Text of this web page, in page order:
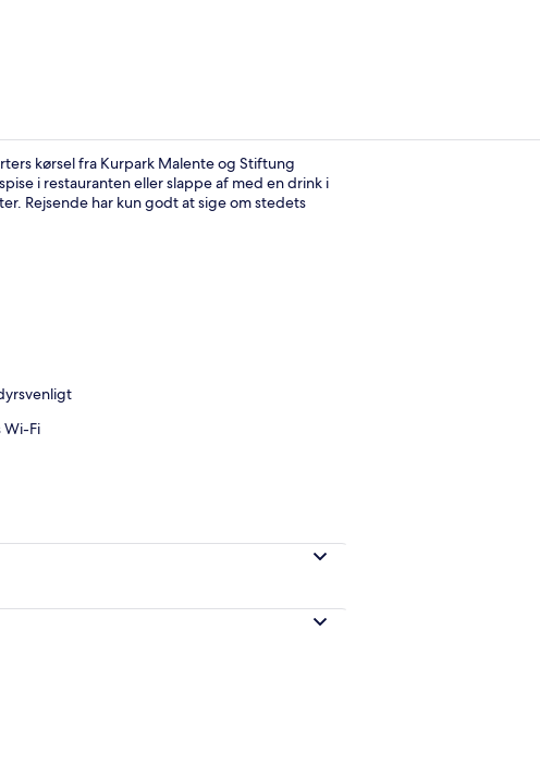
kørsel fra Kurpark Malente og Stiftung
i restauranten eller slappe af med en drink i
Rejsende har kun godt at sige om stedets
Wi-Fi